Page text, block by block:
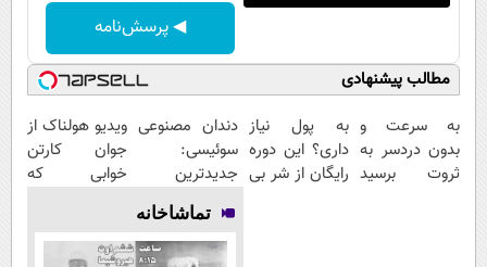
◀ پرسش‌نامه
مطالب پیشنهادی
به سرعت و
بدون دردسر به
ثروت برسید
به پول نیاز
داری؟ این دوره
رایگان از شر بی
دندان مصنوعی
سوئیسی:
جدیدترین
فناوری اروپا،
سبک و مقاوم |
پرداخت قسطی
ویدیو هولناک از
جوان کارتن
خوابی که
تماشاخانه